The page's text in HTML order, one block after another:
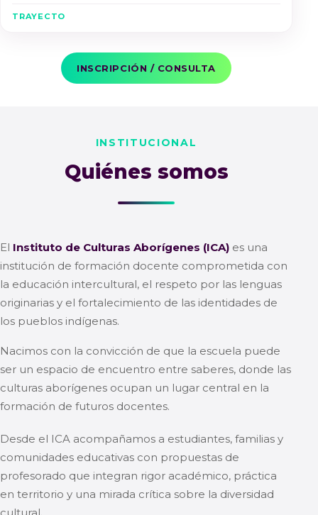
TRAYECTO
INSCRIPCIÓN / CONSULTA
INSTITUCIONAL
Quiénes somos
El Instituto de Culturas Aborígenes (ICA) es una
institución de formación docente comprometida con
la educación intercultural, el respeto por las lenguas
originarias y el fortalecimiento de las identidades de
los pueblos indígenas.
Nacimos con la convicción de que la escuela puede
ser un espacio de encuentro entre saberes, donde las
culturas aborígenes ocupan un lugar central en la
formación de futuros docentes.
Desde el ICA acompañamos a estudiantes, familias y
comunidades educativas con propuestas de
profesorado que integran rigor académico, práctica
en territorio y una mirada crítica sobre la diversidad